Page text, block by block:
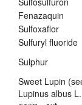
Fenazaquin
Sulfoxaflor
Sulfuryl fluoride
Sulphur
Sweet Lupin
Lupinus albus